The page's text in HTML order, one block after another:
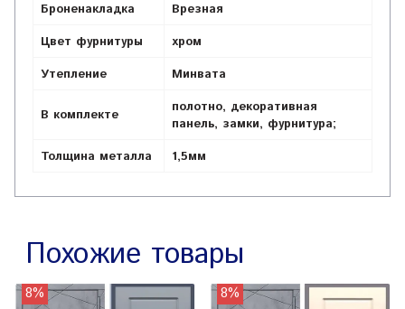
Броненакладка
Врезная
Цвет фурнитуры
хром
Утепление
Минвата
В комплекте
полотно, декоративная
панель, замки, фурнитура;
Толщина металла
1,5мм
Похожие товары
8% 8%